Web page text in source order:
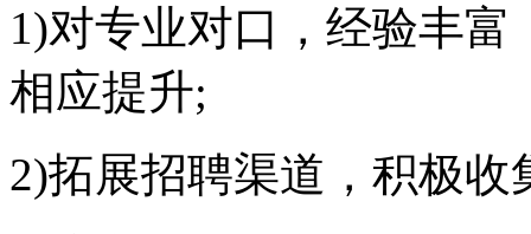
1)对专业对口，经验丰
相应提升;
2)拓展招聘渠道，积极收